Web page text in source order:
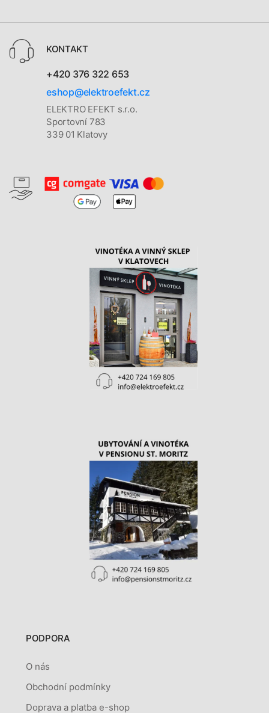
KONTAKT
+420 376 322 653
eshop@elektroefekt.cz
ELEKTRO EFEKT s.r.o.
Sportovní 783
339 01 Klatovy
PODPORA
O nás
Obchodní podmínky
Doprava a platba e-shop